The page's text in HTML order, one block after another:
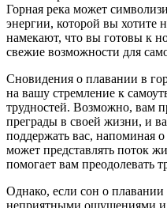
Горная река может
энергии, которой вы
намекают, что вы готовы к
свежие возможности для
Сновидения о плавании в
на вашу стремление к
трудностей. Возможно, вам
преграды в своей жизни, и
поддержать вас, напоминая
может представлять поток
помогает вам преодолевать
Однако, если сон о плавании